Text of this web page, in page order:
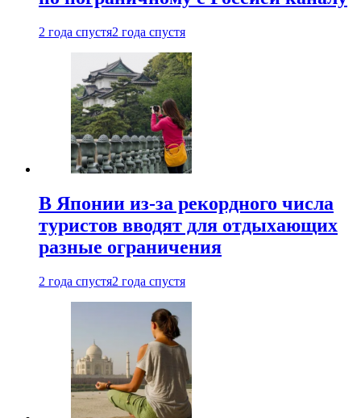
2 года спустя2 года спустя
В Японии из-за рекордного числа
туристов вводят для отдыхающих
разные ограничения
2 года спустя2 года спустя